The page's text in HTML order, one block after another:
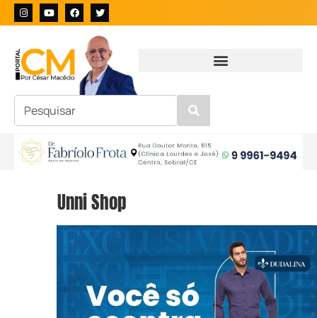
Unni Shop